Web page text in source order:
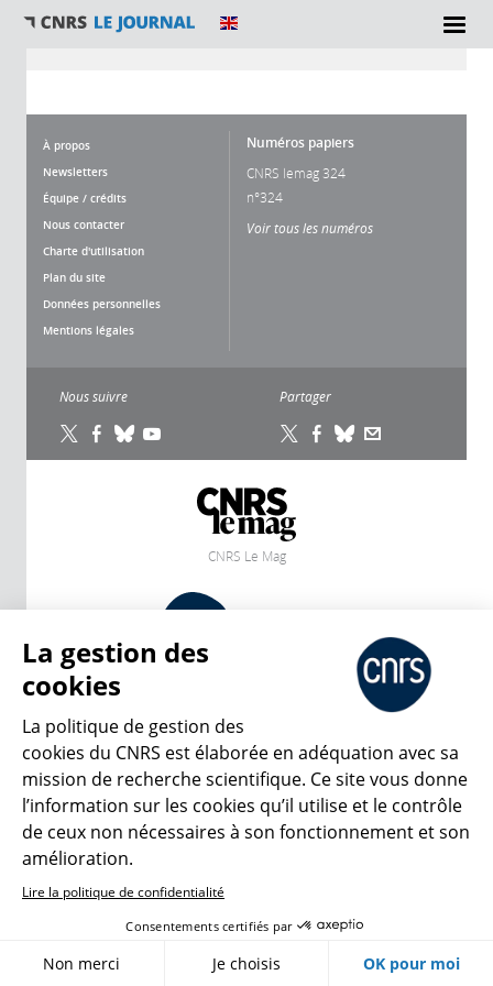
À propos
Newsletters
Équipe / crédits
Nous contacter
Charte d'utilisation
Plan du site
Données personnelles
Mentions légales
Numéros papiers
CNRS lemag 324
n°324
Voir tous les numéros
Nous suivre Partager
CNRS Le Mag
Créer un compte
Accessibilité : non conforme
La gestion des
cookies
La politique de gestion des
cookies du CNRS est élaborée en adéquation avec sa
mission de recherche scientifique. Ce site vous donne
l’information sur les cookies qu’il utilise et le contrôle
de ceux non nécessaires à son fonctionnement et son
amélioration.
Lire la politique de confidentialité
Consentements certifiés par
Non merci Je choisis OK pour moi